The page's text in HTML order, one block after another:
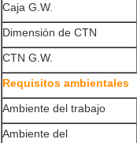
Caja G.W.
Dimensión de CTN
CTN G.W.
Requisitos ambientales
Ambiente del trabajo
Ambiente del